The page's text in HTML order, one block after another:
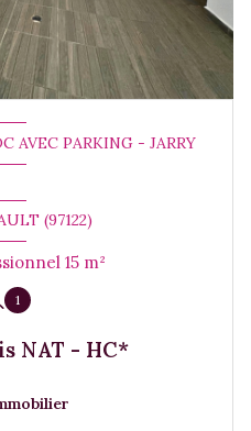
AVEC PARKING - JARRY
(97122)
Local professionnel 15 m²
1
NAT - HC*